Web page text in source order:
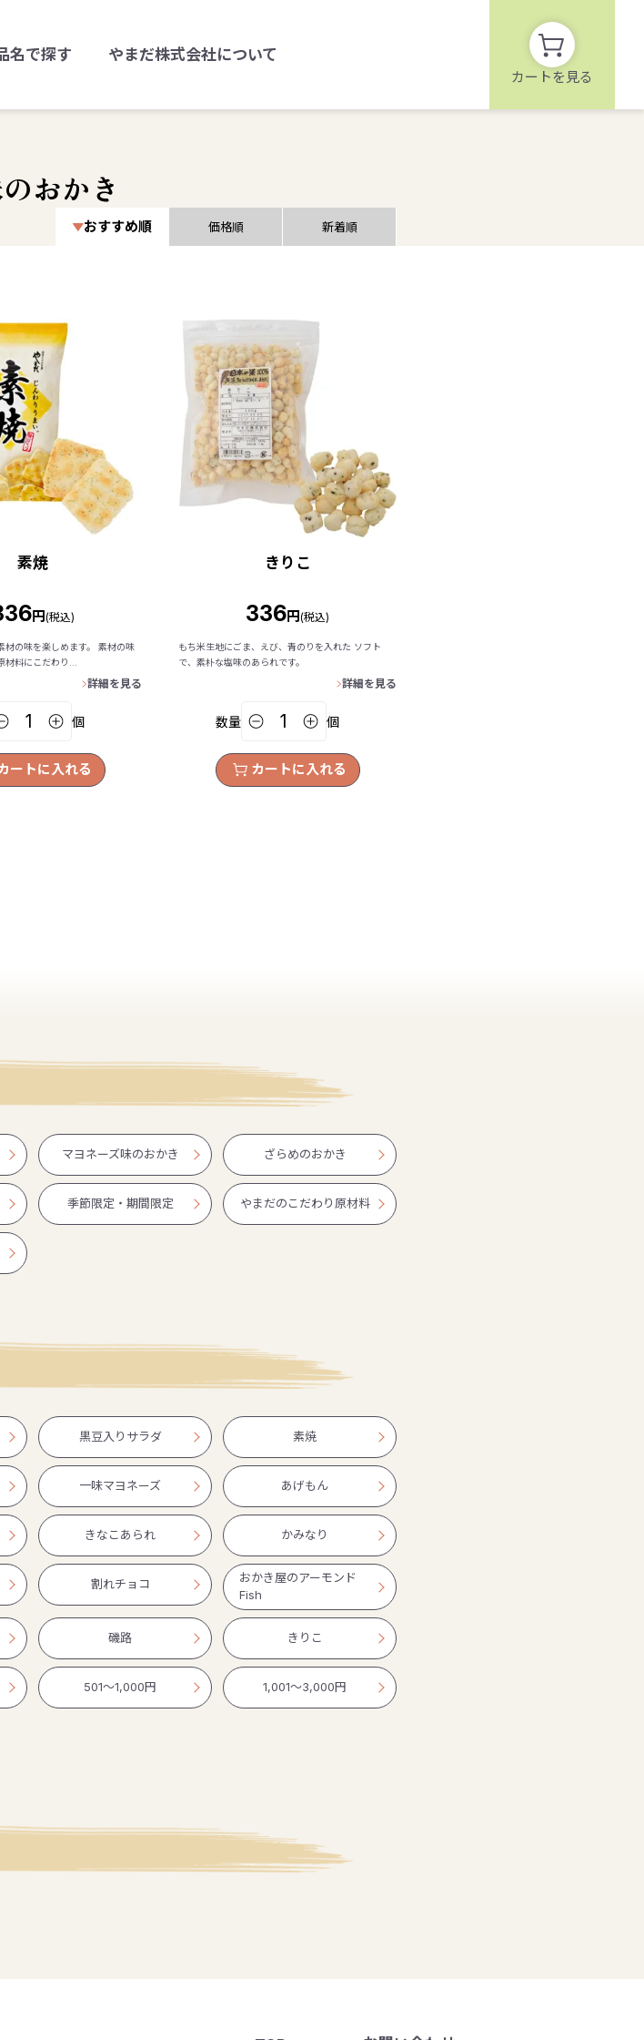
名で探す やまだ株式会社について
カートを見る
おかき
おすすめ順 価格順 新着順
素焼
円(税込)
材の味を楽しめます。 素材の味
材料にこだわり...
詳細を見る
個
ートに入れる
きりこ
336円(税込)
もち米生地にごま、えび、青のりを入れた ソフト
で、素朴な塩味のあられです。
詳細を見る
数量 個
カートに入れる
マヨネーズ味のおかき ざらめのおかき
季節限定・期間限定 やまだのこだわり原材料
黒豆入りサラダ 素焼
一味マヨネーズ あげもん
きなこあられ かみなり
割れチョコ
おかき屋のアーモンド
Fish
磯路 きりこ
501〜1,000円 1,001〜3,000円